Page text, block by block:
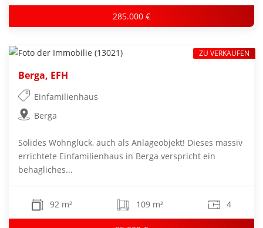
285.000 €
Berga, EFH
Einfamilienhaus
Berga
Solides Wohnglück, auch als Anlageobjekt! Dieses massiv
errichtete Einfamilienhaus in Berga verspricht ein
behagliches...
92 m² 109 m² 4
ZU VERKAUFEN